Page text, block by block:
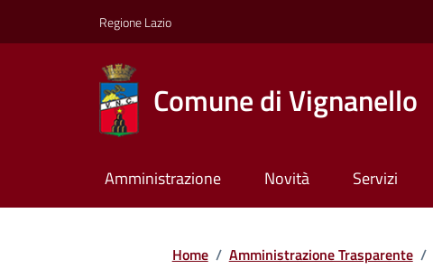
Regione Lazio
Comune di Vignanello
Amministrazione Novità Servizi
Home / Amministrazione Trasparente /